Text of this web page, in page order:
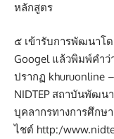
หลักสูตร
๕ เข้ารับการพัฒนาโด
Googel แล้วพิมพ์คำว่
ปรากฏ khuruonline
NIDTEP สถาบันพัฒน
บุคลากรทางการศึกษา
ไชต์ http:/